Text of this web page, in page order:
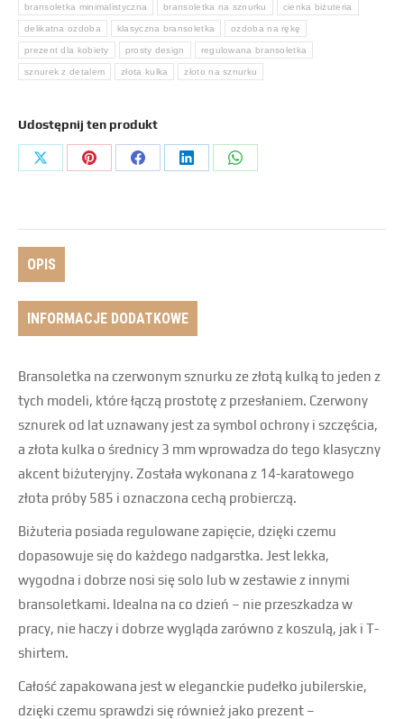
bransoletka minimalistyczna bransoletka na sznurku cienka biżuteria
delikatna ozdoba klasyczna bransoletka ozdoba na rękę
prezent dla kobiety prosty design regulowana bransoletka
sznurek z detalem złota kulka złoto na sznurku
Udostępnij ten produkt
OPIS
INFORMACJE DODATKOWE
Bransoletka na czerwonym sznurku ze złotą kulką to jeden z
tych modeli, które łączą prostotę z przesłaniem. Czerwony
sznurek od lat uznawany jest za symbol ochrony i szczęścia,
a złota kulka o średnicy 3 mm wprowadza do tego klasyczny
akcent biżuteryjny. Została wykonana z 14-karatowego
złota próby 585 i oznaczona cechą probierczą.
Biżuteria posiada regulowane zapięcie, dzięki czemu
dopasowuje się do każdego nadgarstka. Jest lekka,
wygodna i dobrze nosi się solo lub w zestawie z innymi
bransoletkami. Idealna na co dzień – nie przeszkadza w
pracy, nie haczy i dobrze wygląda zarówno z koszulą, jak i T-
shirtem.
Całość zapakowana jest w eleganckie pudełko jubilerskie,
dzięki czemu sprawdzi się również jako prezent –